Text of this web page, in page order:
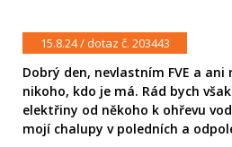
15.8.24 / dotaz č. 203443
Dobrý den, nevlastním FVE a
nikoho, kdo je má. Rád bych
elektřiny od někoho k ohřevu
mojí chalupy v poledních a